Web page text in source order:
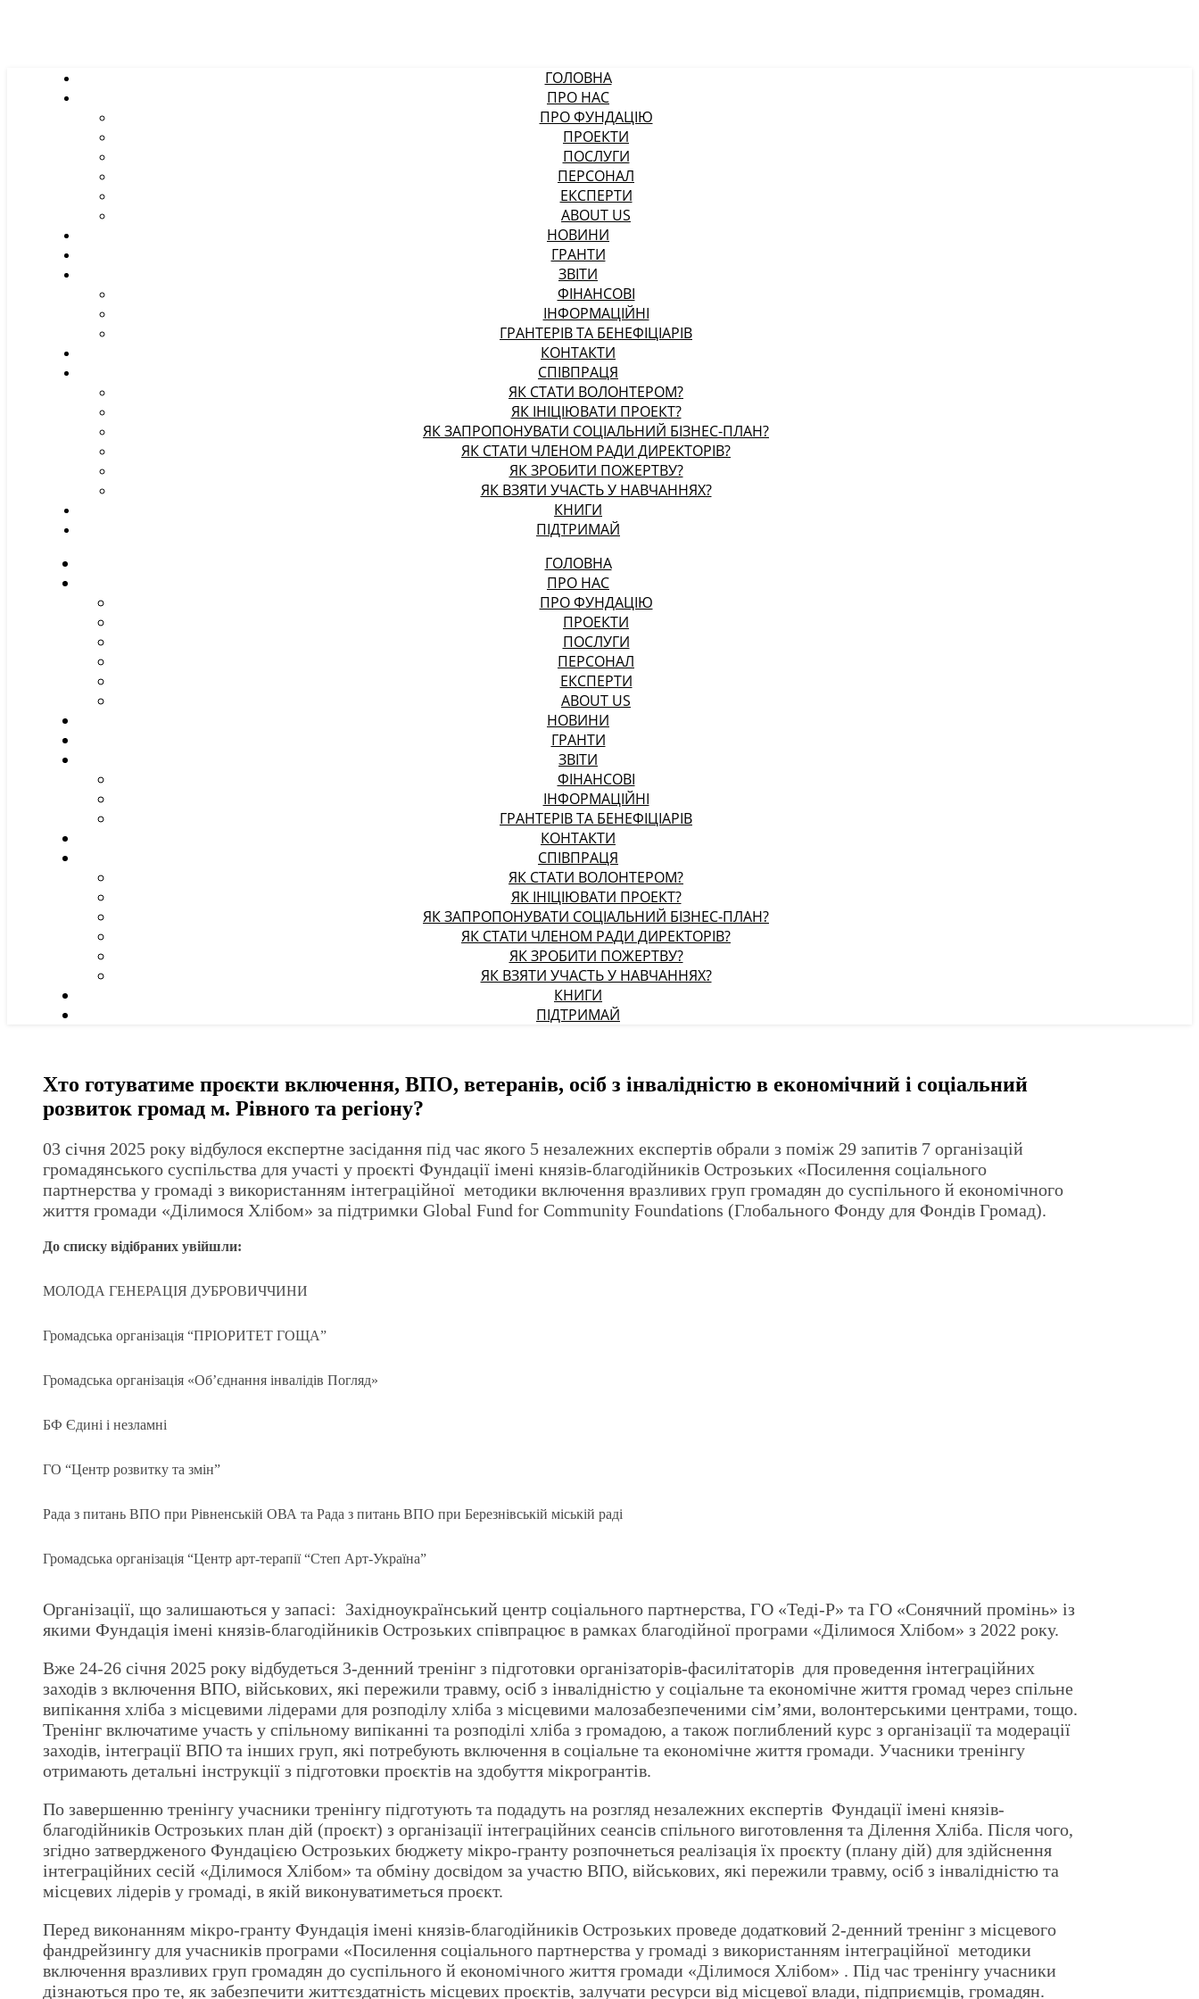
ГОЛОВНА
ПРО НАС
ПРО ФУНДАЦІЮ
ПРОЕКТИ
ПОСЛУГИ
ПЕРСОНАЛ
ЕКСПЕРТИ
ABOUT US
НОВИНИ
ГРАНТИ
ЗВІТИ
ФІНАНСОВІ
ІНФОРМАЦІЙНІ
ГРАНТЕРІВ ТА БЕНЕФІЦІАРІВ
КОНТАКТИ
СПІВПРАЦЯ
ЯК СТАТИ ВОЛОНТЕРОМ?
ЯК ІНІЦІЮВАТИ ПРОЕКТ?
ЯК ЗАПРОПОНУВАТИ СОЦІАЛЬНИЙ БІЗНЕС-ПЛАН?
ЯК СТАТИ ЧЛЕНОМ РАДИ ДИРЕКТОРІВ?
ЯК ЗРОБИТИ ПОЖЕРТВУ?
ЯК ВЗЯТИ УЧАСТЬ У НАВЧАННЯХ?
КНИГИ
ПІДТРИМАЙ
ГОЛОВНА
ПРО НАС
ПРО ФУНДАЦІЮ
ПРОЕКТИ
ПОСЛУГИ
ПЕРСОНАЛ
ЕКСПЕРТИ
ABOUT US
НОВИНИ
ГРАНТИ
ЗВІТИ
ФІНАНСОВІ
ІНФОРМАЦІЙНІ
ГРАНТЕРІВ ТА БЕНЕФІЦІАРІВ
КОНТАКТИ
СПІВПРАЦЯ
ЯК СТАТИ ВОЛОНТЕРОМ?
ЯК ІНІЦІЮВАТИ ПРОЕКТ?
ЯК ЗАПРОПОНУВАТИ СОЦІАЛЬНИЙ БІЗНЕС-ПЛАН?
ЯК СТАТИ ЧЛЕНОМ РАДИ ДИРЕКТОРІВ?
ЯК ЗРОБИТИ ПОЖЕРТВУ?
ЯК ВЗЯТИ УЧАСТЬ У НАВЧАННЯХ?
КНИГИ
ПІДТРИМАЙ
Хто готуватиме проєкти включення, ВПО, ветеранів, осіб з інвалідністю в економічний і соціальний
розвиток громад м. Рівного та регіону?
03 січня 2025 року відбулося експертне засідання під час якого 5 незалежних експертів обрали з поміж 29 запитів 7 організацій
громадянського суспільства для участі у проєкті Фундації імені князів-благодійників Острозьких «Посилення соціального
партнерства у громаді з використанням інтеграційної методики включення вразливих груп громадян до суспільного й економічного
життя громади «Ділимося Хлібом» за підтримки Global Fund for Community Foundations (Глобального Фонду для Фондів Громад).
До списку відібраних увійшли:
МОЛОДА ГЕНЕРАЦІЯ ДУБРОВИЧЧИНИ
Громадська організація “ПРІОРИТЕТ ГОЩА”
Громадська організація «Обʼєднання інвалідів Погляд»
БФ Єдині і незламні
ГО “Центр розвитку та змін”
Рада з питань ВПО при Рівненській ОВА та Рада з питань ВПО при Березнівській міській раді
Громадська організація “Центр арт-терапії “Степ Арт-Україна”
Організації, що залишаються у запасі: Західноукраїнський центр соціального партнерства, ГО «Теді-Р» та ГО «Сонячний промінь» із
якими Фундація імені князів-благодійників Острозьких співпрацює в рамках благодійної програми «Ділимося Хлібом» з 2022 року.
Вже 24-26 січня 2025 року відбудеться 3-денний тренінг з підготовки організаторів-фасилітаторів для проведення інтеграційних
заходів з включення ВПО, військових, які пережили травму, осіб з інвалідністю у соціальне та економічне життя громад через спільне
випікання хліба з місцевими лідерами для розподілу хліба з місцевими малозабезпеченими сім’ями, волонтерськими центрами, тощо.
Тренінг включатиме участь у спільному випіканні та розподілі хліба з громадою, а також поглиблений курс з організації та модерації
заходів, інтеграції ВПО та інших груп, які потребують включення в соціальне та економічне життя громади. Учасники тренінгу
отримають детальні інструкції з підготовки проєктів на здобуття мікрогрантів.
По завершенню тренінгу учасники тренінгу підготують та подадуть на розгляд незалежних експертів Фундації імені князів-
благодійників Острозьких план дій (проєкт) з організації інтеграційних сеансів спільного виготовлення та Ділення Хліба. Після чого,
згідно затвердженого Фундацією Острозьких бюджету мікро-гранту розпочнеться реалізація їх проєкту (плану дій) для здійснення
інтеграційних сесій «Ділимося Хлібом» та обміну досвідом за участю ВПО, військових, які пережили травму, осіб з інвалідністю та
місцевих лідерів у громаді, в якій виконуватиметься проєкт.
Перед виконанням мікро-гранту Фундація імені князів-благодійників Острозьких проведе додатковий 2-денний тренінг з місцевого
фандрейзингу для учасників програми «Посилення соціального партнерства у громаді з використанням інтеграційної методики
включення вразливих груп громадян до суспільного й економічного життя громади «Ділимося Хлібом» . Під час тренінгу учасники
дізнаються про те, як забезпечити життєздатність місцевих проєктів, залучати ресурси від місцевої влади, підприємців, громадян.